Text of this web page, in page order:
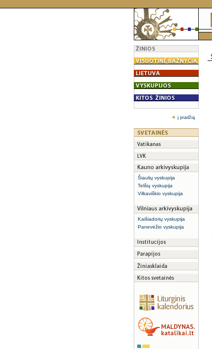
į pradžią
Šiaulių vyskupija
Telšių vyskupija
Vilkaviškio vyskupija
Kaišiadorių vyskupija
Panevėžio vyskupija